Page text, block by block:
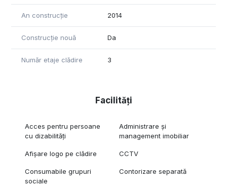
An construcție 2014
Construcție nouă Da
Număr etaje clădire 3
Facilități
Acces pentru persoane
cu dizabilități
Administrare și
management imobiliar
Afișare logo pe clădire CCTV
Consumabile grupuri
sociale
Contorizare separată